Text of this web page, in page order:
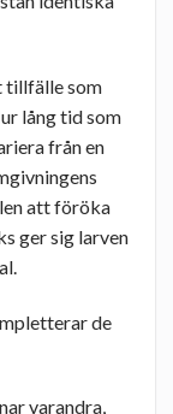
tillfälle som
lång tid som
från en
att föröka
ger sig larven
de
varandra,